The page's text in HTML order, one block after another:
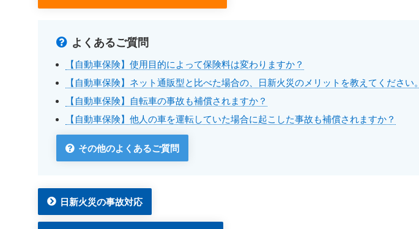
よくあるご質問
【自動車保険】使用目的によって保険料は変わりますか？
【自動車保険】ネット通販型と比べた場合の、日新火災のメリットを教えてください。
【自動車保険】自転車の事故も補償されますか？
【自動車保険】他人の車を運転していた場合に起こした事故も補償されますか？
その他のよくあるご質問
日新火災の事故対応